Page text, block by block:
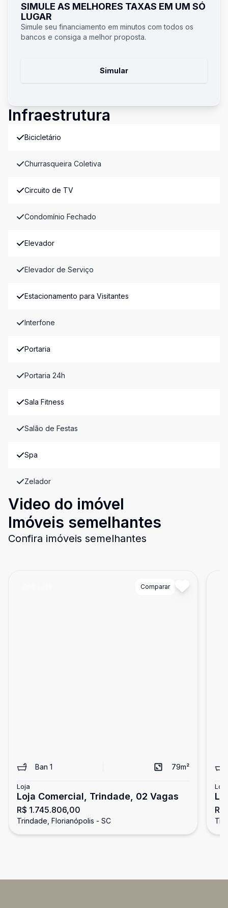
SIMULE AS MELHORES TAXAS EM UM SÓ
LUGAR
Simule seu financiamento em minutos com todos os
bancos e consiga a melhor proposta.
Simular
Infraestrutura
Bicicletário
Churrasqueira Coletiva
Circuito de TV
Condomínio Fechado
Elevador
Elevador de Serviço
Estacionamento para Visitantes
Interfone
Portaria
Portaria 24h
Sala Fitness
Salão de Festas
Spa
Zelador
Video do imóvel
Imóveis semelhantes
Confira imóveis semelhantes
Comparar
Ban 1 79m²
Loja
Loja Comercial, Trindade, 02 Vagas
R$ 1.745.806,00
Trindade, Florianópolis - SC
Loja